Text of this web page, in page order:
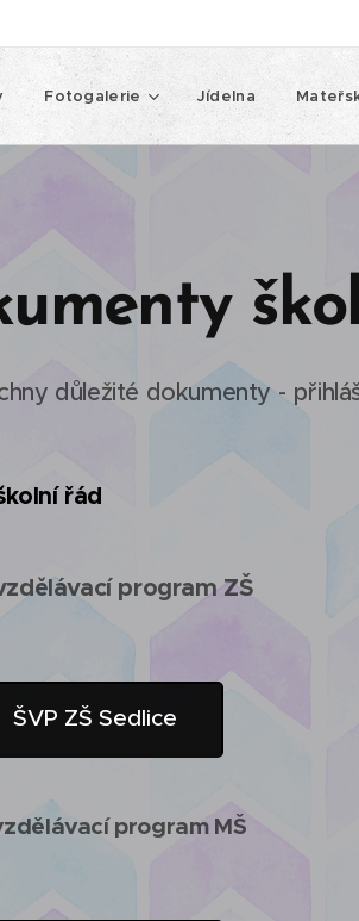
Fotogalerie Jídelna
důležité dokumenty -
řád
vzdělávací program ZŠ
ŠVP ZŠ Sedlice
program MŠ